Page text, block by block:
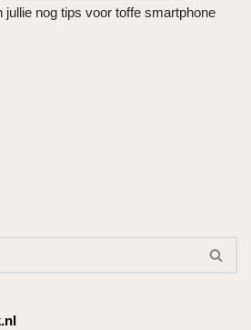
jullie nog tips voor toffe smartphone